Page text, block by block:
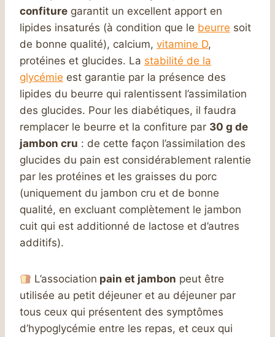
confiture garantit un excellent apport en
lipides insaturés (à condition que le beurre soit
de bonne qualité), calcium, vitamine D,
protéines et glucides. La stabilité de la
glycémie est garantie par la présence des
lipides du beurre qui ralentissent l’assimilation
des glucides. Pour les diabétiques, il faudra
remplacer le beurre et la confiture par 30 g de
jambon cru : de cette façon l’assimilation des
glucides du pain est considérablement ralentie
par les protéines et les graisses du porc
(uniquement du jambon cru et de bonne
qualité, en excluant complètement le jambon
cuit qui est additionné de lactose et d’autres
additifs).
L’association pain et jambon peut être
utilisée au petit déjeuner et au déjeuner par
tous ceux qui présentent des symptômes
d’hypoglycémie entre les repas, et ceux qui